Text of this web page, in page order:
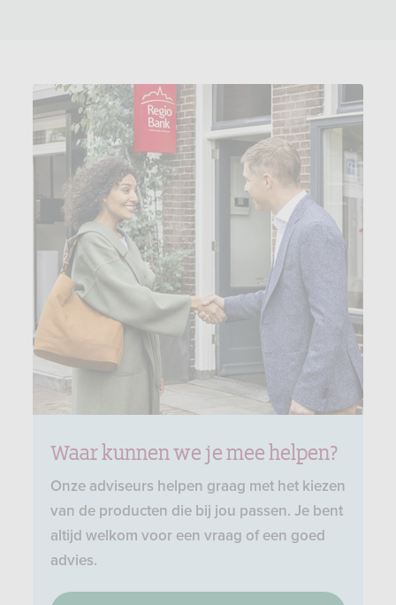
Waar kunnen we je mee helpen?
Onze adviseurs helpen graag met het kiezen
van de producten die bij jou passen. Je bent
altijd welkom voor een vraag of een goed
advies.